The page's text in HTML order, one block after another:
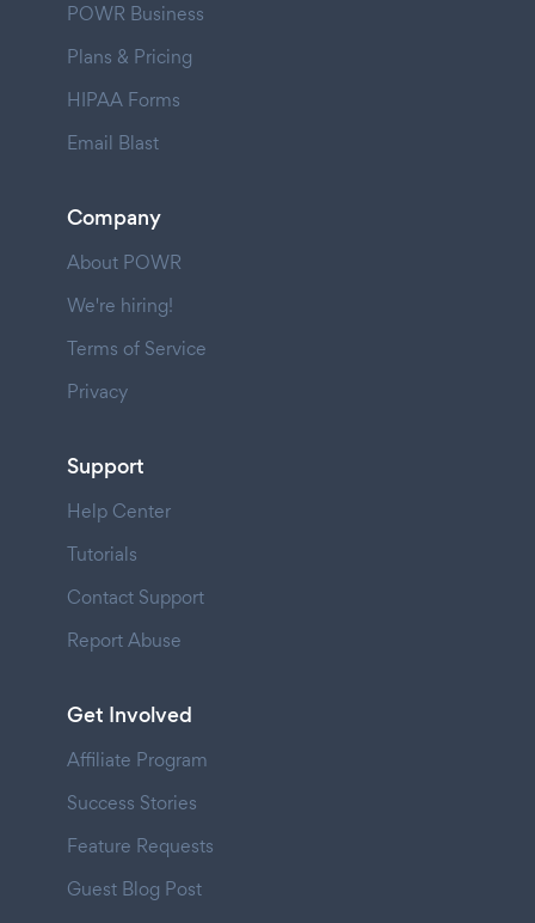
POWR Business
Plans & Pricing
HIPAA Forms
Email Blast
Company
About POWR
We're hiring!
Terms of Service
Privacy
Support
Help Center
Tutorials
Contact Support
Report Abuse
Get Involved
Affiliate Program
Success Stories
Feature Requests
Guest Blog Post